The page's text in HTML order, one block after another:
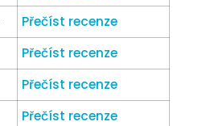
Přečíst recenze
Přečíst recenze
Přečíst recenze
Přečíst recenze